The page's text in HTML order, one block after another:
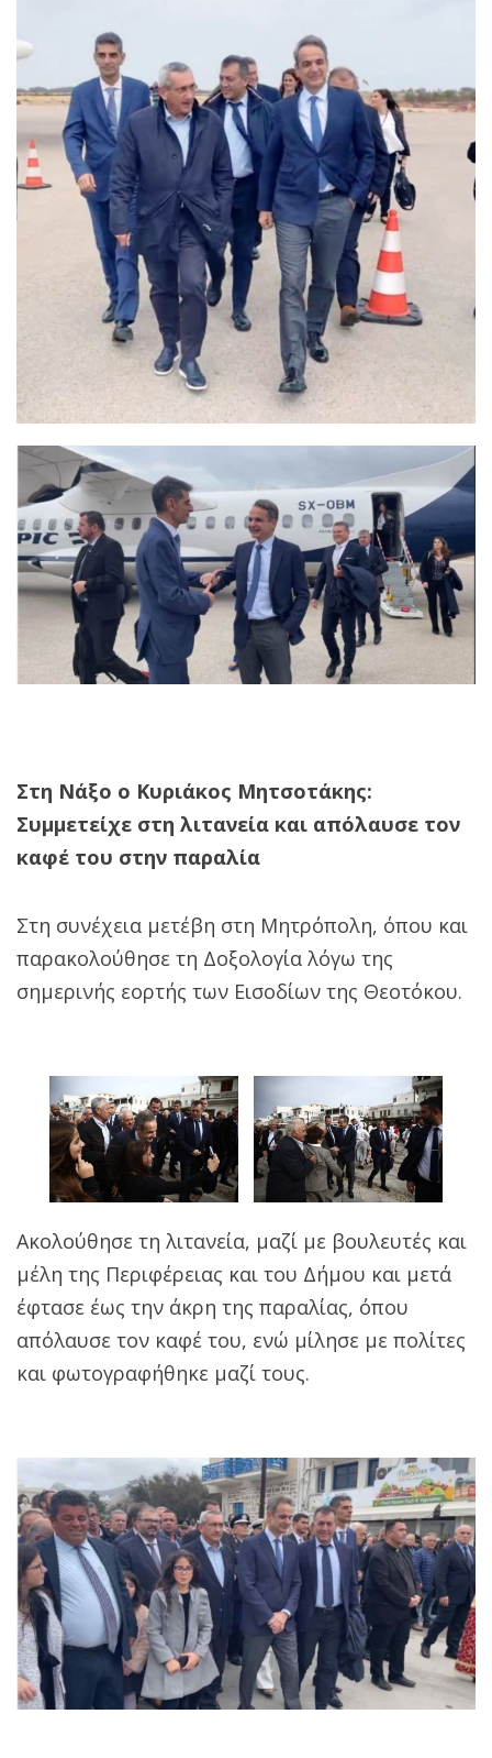
Στη Νάξο ο Κυριάκος Μητσοτάκης:
Συμμετείχε στη λιτανεία και απόλαυσε τον
καφέ του στην παραλία
Στη συνέχεια μετέβη στη Μητρόπολη, όπου και
παρακολούθησε τη Δοξολογία λόγω της
σημερινής εορτής των Εισοδίων της Θεοτόκου.
Ακολούθησε τη λιτανεία, μαζί με βουλευτές και
μέλη της Περιφέρειας και του Δήμου και μετά
έφτασε έως την άκρη της παραλίας, όπου
απόλαυσε τον καφέ του, ενώ μίλησε με πολίτες
και φωτογραφήθηκε μαζί τους.